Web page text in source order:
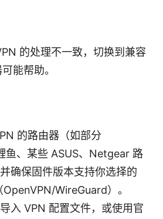
的处理不一致，切换到兼容
能帮助。
的路由器（如部分
鱼、某些 ASUS、Netgear 路
确保固件版本支持你选择的
WireGuard）。
入 VPN 配置文件，或使用官